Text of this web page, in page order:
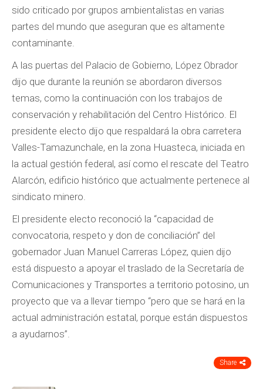
sido criticado por grupos ambientalistas en varias
partes del mundo que aseguran que es altamente
contaminante.
A las puertas del Palacio de Gobierno, López Obrador
dijo que durante la reunión se abordaron diversos
temas, como la continuación con los trabajos de
conservación y rehabilitación del Centro Histórico. El
presidente electo dijo que respaldará la obra carretera
Valles-Tamazunchale, en la zona Huasteca, iniciada en
la actual gestión federal, así como el rescate del Teatro
Alarcón, edificio histórico que actualmente pertenece al
sindicato minero.
El presidente electo reconoció la “capacidad de
convocatoria, respeto y don de conciliación” del
gobernador Juan Manuel Carreras López, quien dijo
está dispuesto a apoyar el traslado de la Secretaría de
Comunicaciones y Transportes a territorio potosino, un
proyecto que va a llevar tiempo “pero que se hará en la
actual administración estatal, porque están dispuestos
a ayudarnos”.
Share